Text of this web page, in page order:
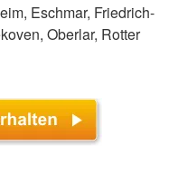
Eschmar, Friedrich-
Oberlar, Rotter